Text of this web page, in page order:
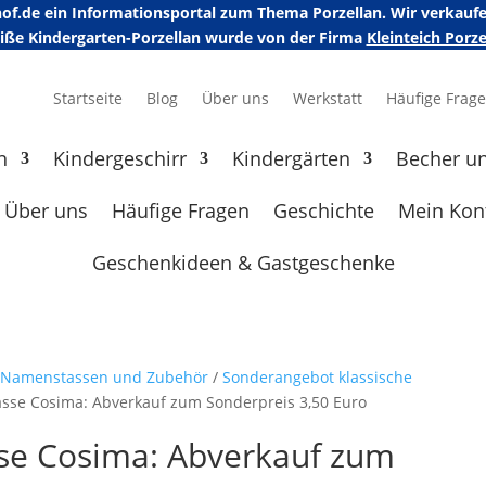
ein Informationsportal zum Thema Porzellan. Wir
Kindergarten-Porzellan wurde von der Firma Kleinteich
Startseite Blog Über uns Werkstatt Häufige
Kindergeschirr Kindergärten
Becher
Über uns
Häufige Fragen Geschichte
Mein
Geschenkideen & Gastgeschenke
und Zubehör /Sonderangebot klassische
Cosima: Abverkauf zum Sonderpreis 3,50 Euro
Cosima: Abverkauf zum